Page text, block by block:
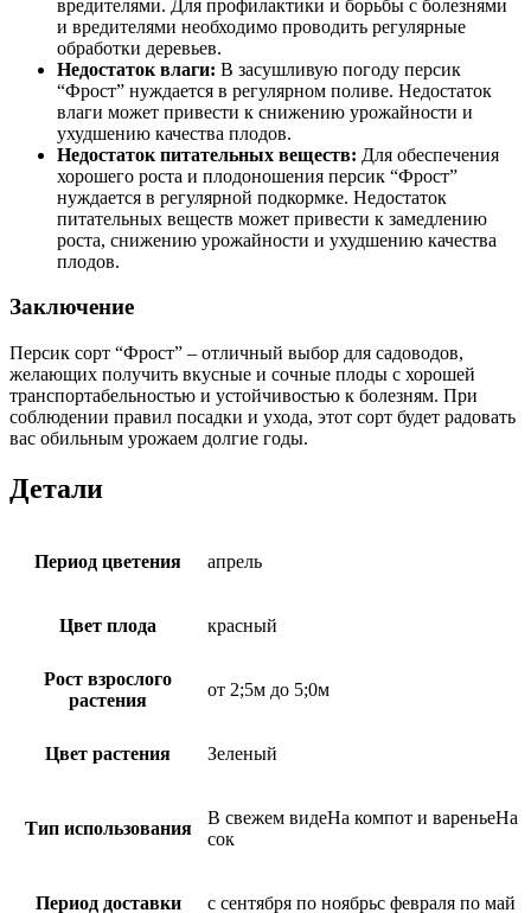
вредителями. Для профилактики и борьбы с болезнями
и вредителями необходимо проводить регулярные
обработки деревьев.
Недостаток влаги: В засушливую погоду персик
“Фрост” нуждается в регулярном поливе. Недостаток
влаги может привести к снижению урожайности и
ухудшению качества плодов.
Недостаток питательных веществ: Для обеспечения
хорошего роста и плодоношения персик “Фрост”
нуждается в регулярной подкормке. Недостаток
питательных веществ может привести к замедлению
роста, снижению урожайности и ухудшению качества
плодов.
Заключение
Персик сорт “Фрост” – отличный выбор для садоводов,
желающих получить вкусные и сочные плоды с хорошей
транспортабельностью и устойчивостью к болезням. При
соблюдении правил посадки и ухода, этот сорт будет радовать
вас обильным урожаем долгие годы.
Детали
Период цветения апрель
Цвет плода красный
Рост взрослого
растения
от 2;5м до 5;0м
Цвет растения Зеленый
Тип использования
В свежем видеНа компот и вареньеНа
сок
Период доставки с сентября по ноябрьс февраля по май